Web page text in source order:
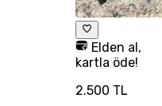
Elden al,
kartla öde!
2.500 TL